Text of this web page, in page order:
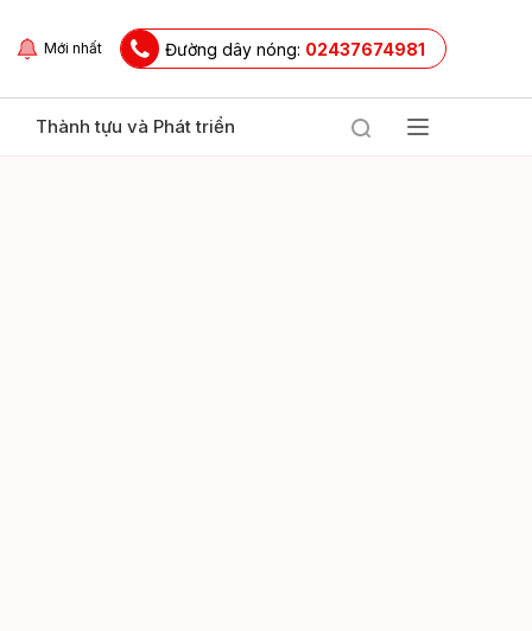
Mới nhất Đường dây nóng: 02437674981
Thành tựu và Phát triển